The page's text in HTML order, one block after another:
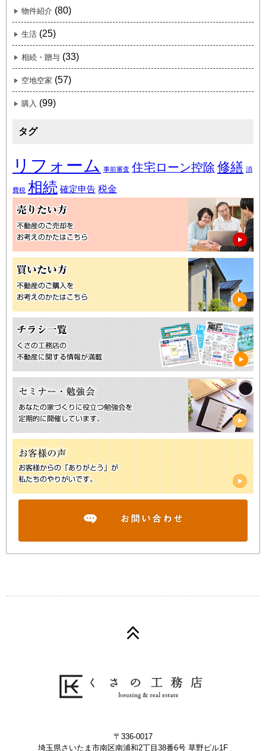
物件紹介 (80)
生活 (25)
相続・贈与 (33)
空地空家 (57)
購入 (99)
タグ
リフォーム 事前審査 住宅ローン控除 修繕 消
費税 相続 確定申告 税金
〒336-0017
埼玉県さいたま市南区南浦和2丁目38番6号 草野ビル1F